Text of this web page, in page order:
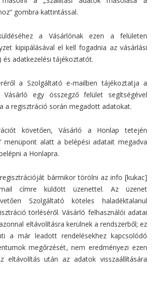
gombra kattintással.
a Vásárlónak ezen a felületen
kipipálásával el kell fogadnia az vásárlási
és adatkezelési tájékoztatót.
a Szolgáltató e-mailben tájékoztatja a
Vásárló egy összegző felület segítségével
a regisztráció során megadott adatokat.
követően, Vásárló a Honlap tetején
menüpont alatt a belépési adatait megadva
a Honlapra.
bármikor törölni az info [kukac]
mail címre küldött üzenettel. Az üzenet
Szolgáltató köteles haladéktalanul
törléséről. Vásárló felhasználói adatai
eltávolításra kerülnek a rendszerből; ez
a már leadott rendelésekhez kapcsolódó
megőrzését, nem eredményezi ezen
eltávolítás után az adatok visszaállítására